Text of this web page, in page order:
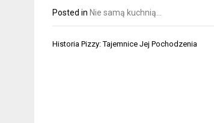
Posted in Nie samą kuchnią...
Nawigacja
Historia Pizzy: Tajemnice Jej Pochodzenia